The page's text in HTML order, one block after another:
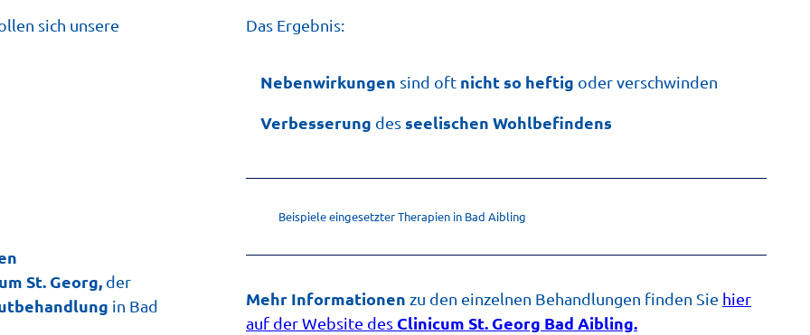
sich unsere
St. Georg, der
in Bad
Das Ergebnis:
Nebenwirkungen sind oft nicht so heftig oder verschwinden
Verbesserung des seelischen Wohlbefindens
Beispiele eingesetzter Therapien in Bad Aibling
Mehr Informationen zu den einzelnen Behandlungen finden Sie hier
auf der Website des Clinicum St. Georg Bad Aibling.